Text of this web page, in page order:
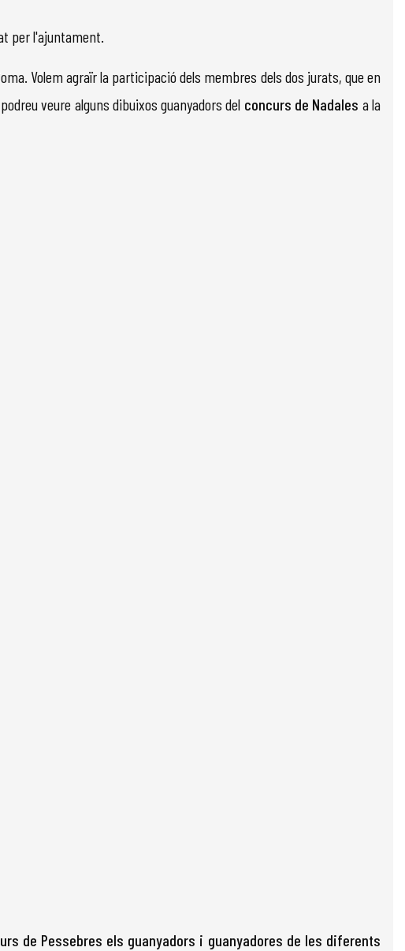
per l'ajuntament.
Volem agraïr la participació dels membres dels dos jurats, que en
veure alguns dibuixos guanyadors del concurs de Nadales a la
de Pessebres els guanyadors i guanyadores de les diferents